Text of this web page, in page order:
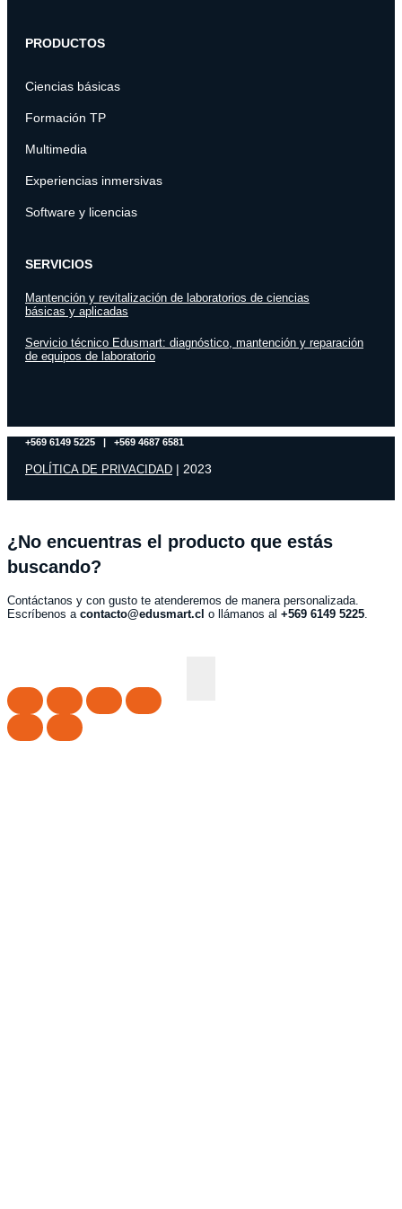
PRODUCTOS
Ciencias básicas
Formación TP
Multimedia
Experiencias inmersivas
Software y licencias
SERVICIOS
Mantención y revitalización de laboratorios de ciencias
básicas y aplicadas
Servicio técnico Edusmart: diagnóstico, mantención y reparación
de equipos de laboratorio
+569 6149 5225 | +569 4687 6581
POLÍTICA DE PRIVACIDAD | 2023
¿No encuentras el producto que estás
buscando?
Contáctanos y con gusto te atenderemos de manera personalizada.
Escríbenos a contacto@edusmart.cl o llámanos al +569 6149 5225.